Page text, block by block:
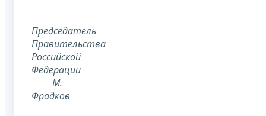
Председатель
Правительства
Российской
Федерации
М.
Фрадков